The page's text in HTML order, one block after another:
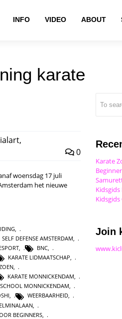
INFO VIDEO ABOUT
karate
,
0
woensdag 17 juli
het nieuwe
,
SELF DEFENSE AMSTERDAM,
, BNC,
KARATE LIDMAATSCHAP,
,
KARATE MONNICKENDAM,
MONNICKENDAM,
, WEERBAARHEID,
BEGINNERS
Karate
Join